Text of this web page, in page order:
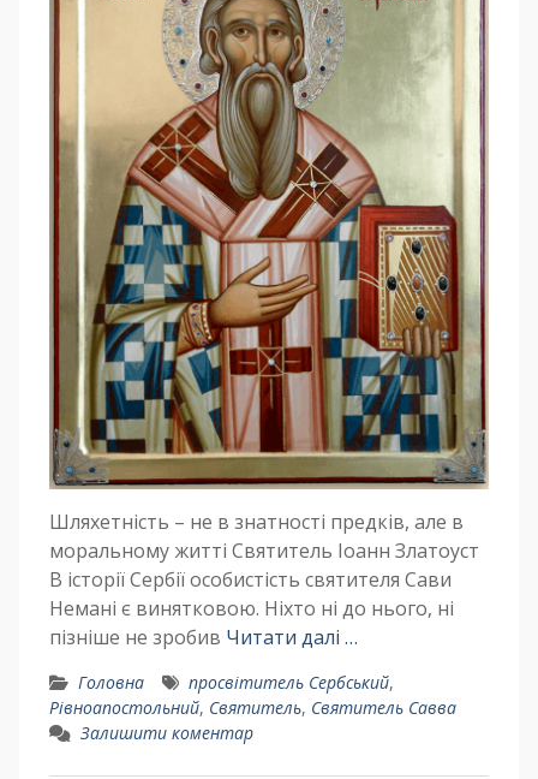
Шляхетність – не в знатності предків, але в
моральному житті Святитель Іоанн Златоуст
В історії Сербії особистість святителя Сави
Немані є винятковою. Ніхто ні до нього, ні
пізніше не зробив Читати далі …
Головна просвітитель Сербський,
Рівноапостольний, Святитель, Святитель Савва
Залишити коментар